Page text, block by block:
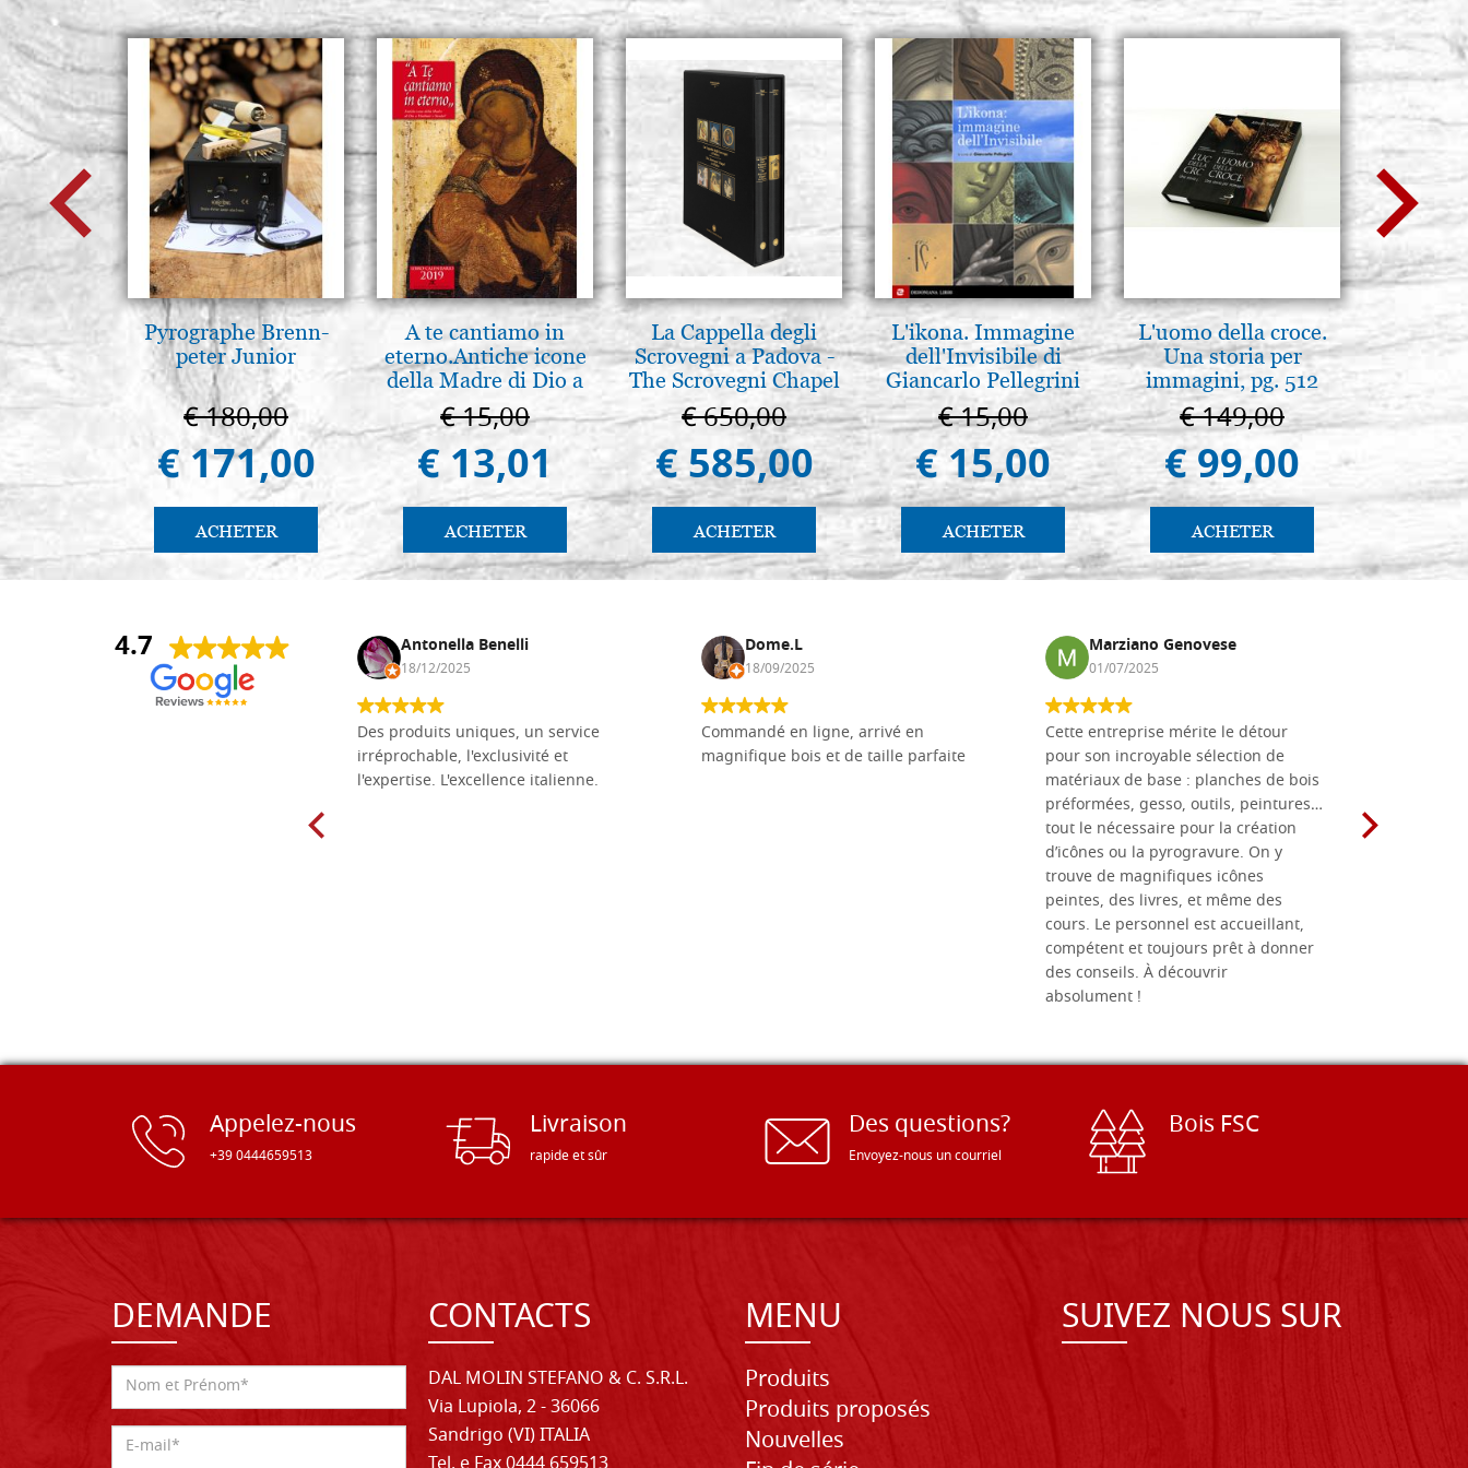
Pyrographe Brenn-
peter Junior
€ 180,00
€ 171,00
ACHETER
A te cantiamo in
eterno.Antiche icone
della Madre di Dio a
Vladimir e Suzdal
(libro-cal. 2019))
€ 15,00
€ 13,01
ACHETER
La Cappella degli
Scrovegni a Padova -
The Scrovegni Chapel
in Padua
€ 650,00
€ 585,00
ACHETER
L'ikona. Immagine
dell'Invisibile di
Giancarlo Pellegrini
€ 15,00
€ 15,00
ACHETER
L'uomo della croce.
Una storia per
immagini, pg. 512
€ 149,00
€ 99,00
ACHETER
€
€
4.7
Daniel Vandewalle Antonella Benelli
18/12/2025
Des produits uniques, un service
irréprochable, l'exclusivité et
l'expertise. L'excellence italienne.
Dome.L
18/09/2025
Commandé en ligne, arrivé en
magnifique bois et de taille parfaite
Marziano Genovese
01/07/2025
Cette entreprise mérite le détour
pour son incroyable sélection de
matériaux de base : planches de bois
préformées, gesso, outils, peintures…
tout le nécessaire pour la création
d’icônes ou la pyrogravure. On y
trouve de magnifiques icônes
peintes, des livres, et même des
cours. Le personnel est accueillant,
compétent et toujours prêt à donner
des conseils. À découvrir
absolument !
Appelez-nous
+39 0444659513
Livraison
rapide et sûr
Des questions?
Envoyez-nous un courriel
Bois FSC
DEMANDE CONTACTS
DAL MOLIN STEFANO & C. S.R.L.
Via Lupiola, 2 - 36066
Sandrigo (VI) ITALIA
MENU
Produits
Produits proposés
Nouvelles
SUIVEZ NOUS SUR